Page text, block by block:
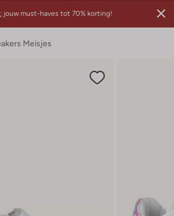
jouw must-haves tot 70% korting!
Meisjes